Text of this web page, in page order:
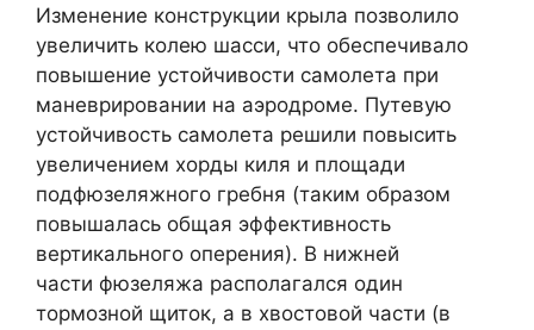
Изменение конструкции крыла позволило
увеличить колею шасси, что обеспечивало
повышение устойчивости самолета при
маневрировании на аэродроме. Путевую
устойчивость самолета решили повысить
увеличением хорды киля и площади
подфюзеляжного гребня (таким образом
повышалась общая эффективность
вертикального оперения). В нижней
части фюзеляжа располагался один
тормозной щиток, а в хвостовой части (в